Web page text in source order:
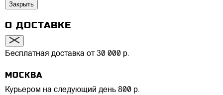
Закрыть
О ДОСТАВКЕ
Бесплатная доставка от 30 000 р.
МОСКВА
Курьером на следующий день 800 р.